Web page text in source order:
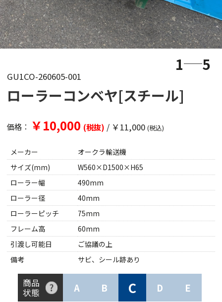
1 5
GU1CO-260605-001
ローラーコンベヤ[スチール]
価格： ￥10,000 (税抜) / ￥11,000 (税込)
メーカー
オークラ輸送機
サイズ(mm)
W560×D1500×H65
ローラー幅
490mm
ローラー径
40mm
ローラーピッチ
75mm
フレーム高
60mm
引渡し可能日
ご協議の上
備考
サビ、シール跡あり
商品
状態
A B C D E